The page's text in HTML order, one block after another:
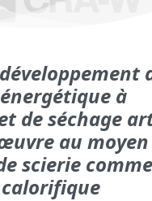
à
de séchage
au
scierie
calorifique